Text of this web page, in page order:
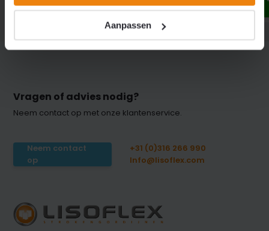
Aanpassen
Vragen of advies nodig?
Neem contact op met onze klantenservice.
Neem contact
op
+31 (0)316 266 990
Info@lisoflex.com